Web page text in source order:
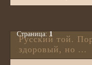
Русский той.
здоровый, но ...
Страница:1